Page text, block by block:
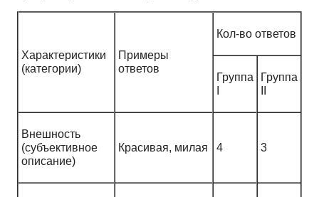
Характеристики
(категории)
Примеры
ответов
Кол-во ответов
Группа
Группа
Внешность
(субъективное
описание)
Красивая, милая 4 3